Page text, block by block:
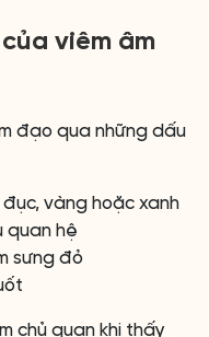
viêm âm
đạo qua những dấu
đục, vàng hoặc xanh
quan hệ
sưng đỏ
chủ quan khi thấy